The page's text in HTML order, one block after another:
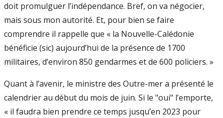
doit promulguer l’indépendance. Bref, on va négocier,
mais sous mon autorité. Et, pour bien se faire
comprendre il rappelle que « la Nouvelle-Calédonie
bénéficie (sic) aujourd’hui de la présence de 1700
militaires, d’environ 850 gendarmes et de 600 policiers. »
Quant à l’avenir, le ministre des Outre-mer a présenté le
calendrier au début du mois de juin. Si le "oui" l’emporte,
« il faudra bien prendre ce temps jusqu’en 2023 pour